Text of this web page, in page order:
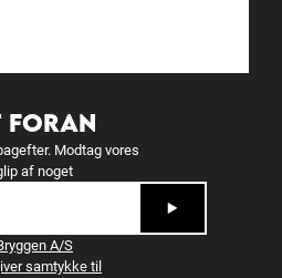
FORAN
Modtag vores
af noget
A/S
samtykke til